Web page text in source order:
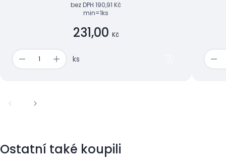
bez DPH 190,91 Kč
min=1ks
231,00 Kč
ks
Ostatní také koupili